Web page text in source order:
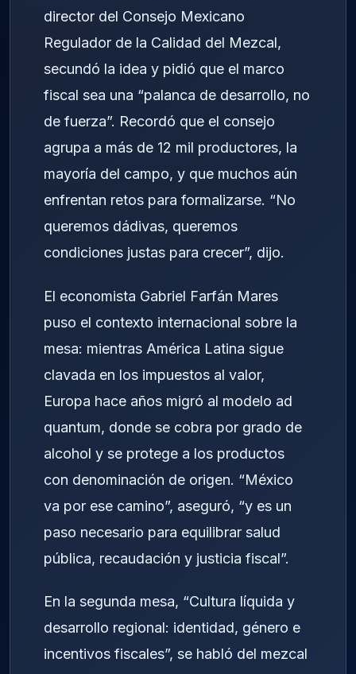
director del Consejo Mexicano
Regulador de la Calidad del Mezcal,
secundó la idea y pidió que el marco
fiscal sea una “palanca de desarrollo, no
de fuerza”. Recordó que el consejo
agrupa a más de 12 mil productores, la
mayoría del campo, y que muchos aún
enfrentan retos para formalizarse. “No
queremos dádivas, queremos
condiciones justas para crecer”, dijo.
El economista Gabriel Farfán Mares
puso el contexto internacional sobre la
mesa: mientras América Latina sigue
clavada en los impuestos al valor,
Europa hace años migró al modelo ad
quantum, donde se cobra por grado de
alcohol y se protege a los productos
con denominación de origen. “México
va por ese camino”, aseguró, “y es un
paso necesario para equilibrar salud
pública, recaudación y justicia fiscal”.
En la segunda mesa, “Cultura líquida y
desarrollo regional: identidad, género e
incentivos fiscales”, se habló del mezcal